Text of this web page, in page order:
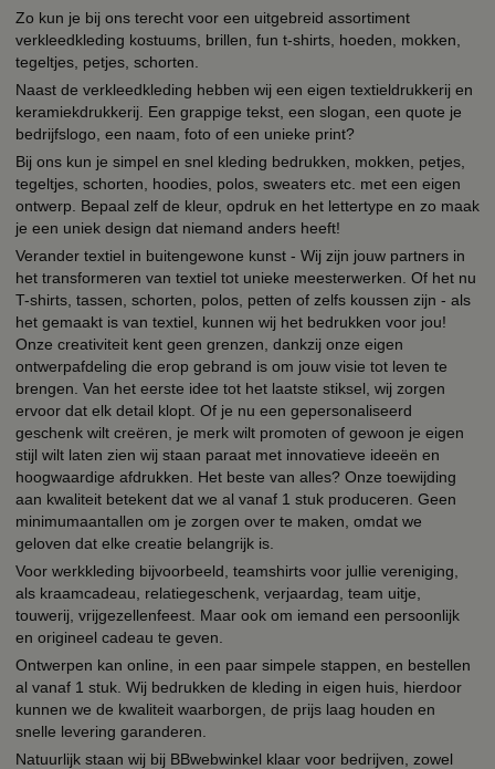
Zo kun je bij ons terecht voor een uitgebreid assortiment
verkleedkleding kostuums, brillen, fun t-shirts, hoeden, mokken,
tegeltjes, petjes, schorten.
Naast de verkleedkleding hebben wij een eigen textieldrukkerij en
keramiekdrukkerij. Een grappige tekst, een slogan, een quote je
bedrijfslogo, een naam, foto of een unieke print?
Bij ons kun je simpel en snel kleding bedrukken, mokken, petjes,
tegeltjes, schorten, hoodies, polos, sweaters etc. met een eigen
ontwerp. Bepaal zelf de kleur, opdruk en het lettertype en zo maak
je een uniek design dat niemand anders heeft!
Verander textiel in buitengewone kunst - Wij zijn jouw partners in
het transformeren van textiel tot unieke meesterwerken. Of het nu
T-shirts, tassen, schorten, polos, petten of zelfs koussen zijn - als
het gemaakt is van textiel, kunnen wij het bedrukken voor jou!
Onze creativiteit kent geen grenzen, dankzij onze eigen
ontwerpafdeling die erop gebrand is om jouw visie tot leven te
brengen. Van het eerste idee tot het laatste stiksel, wij zorgen
ervoor dat elk detail klopt. Of je nu een gepersonaliseerd
geschenk wilt creëren, je merk wilt promoten of gewoon je eigen
stijl wilt laten zien wij staan paraat met innovatieve ideeën en
hoogwaardige afdrukken. Het beste van alles? Onze toewijding
aan kwaliteit betekent dat we al vanaf 1 stuk produceren. Geen
minimumaantallen om je zorgen over te maken, omdat we
geloven dat elke creatie belangrijk is.
Voor werkkleding bijvoorbeeld, teamshirts voor jullie vereniging,
als kraamcadeau, relatiegeschenk, verjaardag, team uitje,
touwerij, vrijgezellenfeest. Maar ook om iemand een persoonlijk
en origineel cadeau te geven.
Ontwerpen kan online, in een paar simpele stappen, en bestellen
al vanaf 1 stuk. Wij bedrukken de kleding in eigen huis, hierdoor
kunnen we de kwaliteit waarborgen, de prijs laag houden en
snelle levering garanderen.
Natuurlijk staan wij bij BBwebwinkel klaar voor bedrijven, zowel